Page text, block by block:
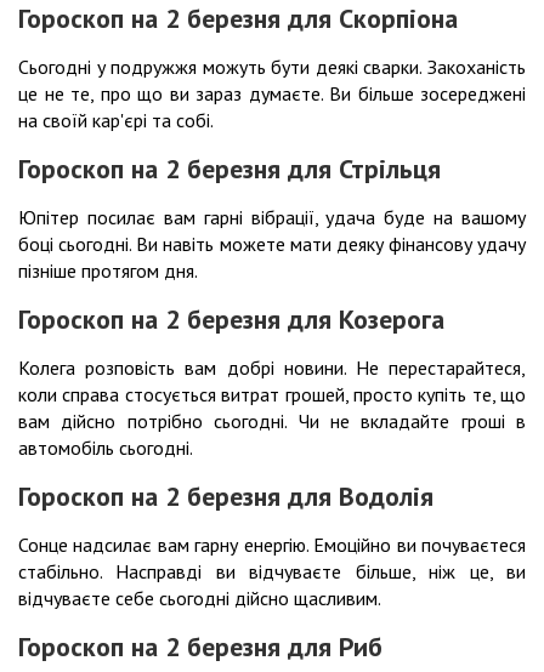
Гороскоп на 2 березня для Скорпіона
Сьогодні у подружжя можуть бути деякі сварки. Закоханість
це не те, про що ви зараз думаєте. Ви більше зосереджені
на своїй кар'єрі та собі.
Гороскоп на 2 березня для Стрільця
Юпітер посилає вам гарні вібрації, удача буде на вашому
боці сьогодні. Ви навіть можете мати деяку фінансову удачу
пізніше протягом дня.
Гороскоп на 2 березня для Козерога
Колега розповість вам добрі новини. Не перестарайтеся,
коли справа стосується витрат грошей, просто купіть те, що
вам дійсно потрібно сьогодні. Чи не вкладайте гроші в
автомобіль сьогодні.
Гороскоп на 2 березня для Водолія
Сонце надсилає вам гарну енергію. Емоційно ви почуваєтеся
стабільно. Насправді ви відчуваєте більше, ніж це, ви
відчуваєте себе сьогодні дійсно щасливим.
Гороскоп на 2 березня для Риб